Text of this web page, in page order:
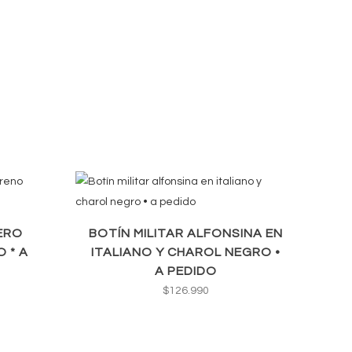
* A
BOTÍN MILITAR ALFONSINA EN
ITALIANO Y CHAROL NEGRO •
A PEDIDO
$126.990